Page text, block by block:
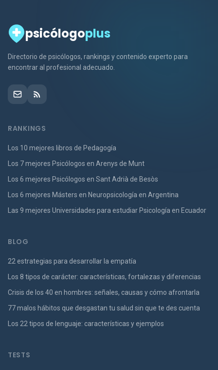
psicólogoplus
Directorio de psicólogos, rankings y contenido experto para
encontrar al profesional adecuado.
RANKINGS
Los 10 mejores libros de Pedagogía
Los 7 mejores Psicólogos en Arenys de Munt
Los 6 mejores Psicólogos en Sant Adrià de Besòs
Los 6 mejores Másters en Neuropsicología en Argentina
Las 9 mejores Universidades para estudiar Psicología en Ecuador
BLOG
22 estrategias para desarrollar la empatía
Los 8 tipos de carácter: características, fortalezas y diferencias
Crisis de los 40 en hombres: señales, causas y cómo afrontarla
77 malos hábitos que desgastan tu salud sin que te des cuenta
Los 22 tipos de lenguaje: características y ejemplos
TESTS